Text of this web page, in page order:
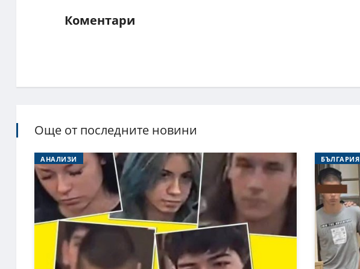
Коментари
Още от последните новини
АНАЛИЗИ БЪЛГАРИЯ